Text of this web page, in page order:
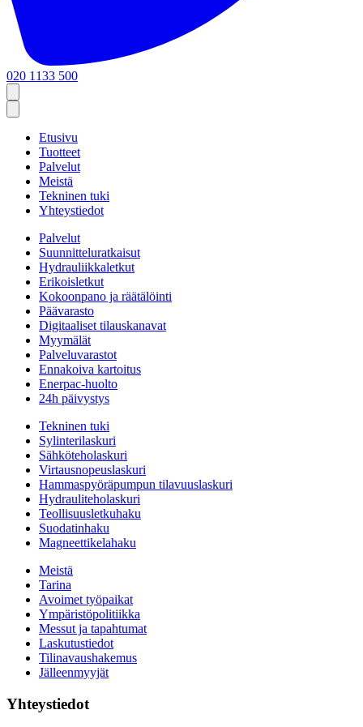
020 1133 500
Etusivu
Tuotteet
Palvelut
Meistä
Tekninen tuki
Yhteystiedot
Palvelut
Suunnitteluratkaisut
Hydrauliikkaletkut
Erikoisletkut
Kokoonpano ja räätälöinti
Päävarasto
Digitaaliset tilauskanavat
Myymälät
Palveluvarastot
Ennakoiva kartoitus
Enerpac-huolto
24h päivystys
Tekninen tuki
Sylinterilaskuri
Sähköteholaskuri
Virtausnopeuslaskuri
Hammaspyöräpumpun tilavuuslaskuri
Hydrauliteholaskuri
Teollisuusletkuhaku
Suodatinhaku
Magneettikelahaku
Meistä
Tarina
Avoimet työpaikat
Ympäristöpolitiikka
Messut ja tapahtumat
Laskutustiedot
Tilinavaushakemus
Jälleenmyyjät
Yhteystiedot